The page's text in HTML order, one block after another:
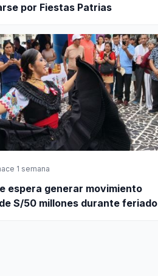
por Fiestas Patrias
1 semana
espera generar movimiento
S/50 millones durante feriado